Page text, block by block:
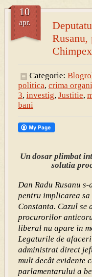
Rusanu,
10
apr.
Categorie:
politica, crima
3, investig, Justitie,
bani
Un dosar plimbat
solutia
Dan Radu Rusanu
pentru implicarea sa
Constanta. Cazul se
procurorilor
liberal nu apare in
Legaturile de
administrat direct
mult decât evidente
parlamentarului a